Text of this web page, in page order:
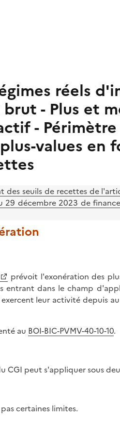
réels
- Plus et
-
values en
des seuils de recettes de
29 décembre 2023 de
prévoit l'exonération des
entrant dans le champ
leur activité depuis
au BOI-BIC-PVMV-40-10-10.
CGI peut s'appliquer sous
certaines limites.